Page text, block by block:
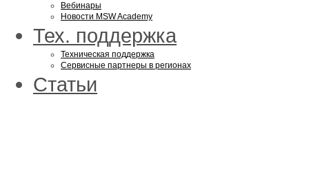
Вебинары
Новости MSW Academy
Тех. поддержка
Техническая поддержка
Сервисные партнеры в регионах
Статьи